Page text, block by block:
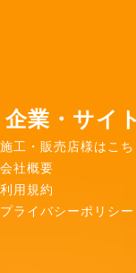
企業・サイ
施工・販売店様はこち
会社概要
利用規約
プライバシーポリシー